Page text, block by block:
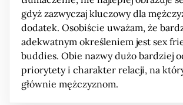
gdyż zazwyczaj kluczowy dla
dodatek. Osobiście uważam, że
adekwatnym określeniem jest sex
buddies. Obie nazwy dużo bardziej
priorytety i charakter relacji, na
głównie mężczyznom.